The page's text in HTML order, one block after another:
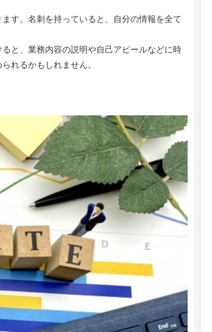
す。名刺を持っていると、自分の情報を全て
と、業務内容の説明や自己アピールなどに時
れるかもしれません。